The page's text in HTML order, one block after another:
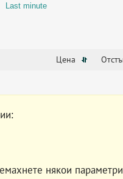
Last minute
Цена
някои